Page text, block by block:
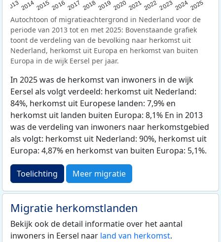
20132014201520162017 20182019 202020212022202320242025
Autochtoon of migratieachtergrond in Nederland voor de
periode van 2013 tot en met 2025: Bovenstaande grafiek
toont de verdeling van de bevolking naar herkomst uit
Nederland, herkomst uit Europa en herkomst van buiten
Europa in de wijk Eersel per jaar.
In 2025 was de herkomst van inwoners in de wijk
Eersel als volgt verdeeld: herkomst uit Nederland:
84%, herkomst uit Europese landen: 7,9% en
herkomst uit landen buiten Europa: 8,1% En in 2013
was de verdeling van inwoners naar herkomstgebied
als volgt: herkomst uit Nederland: 90%, herkomst uit
Europa: 4,87% en herkomst van buiten Europa: 5,1%.
Toelichting Meer migratie
Migratie herkomstlanden
Bekijk ook de detail informatie over het aantal
inwoners in Eersel naar land van herkomst.